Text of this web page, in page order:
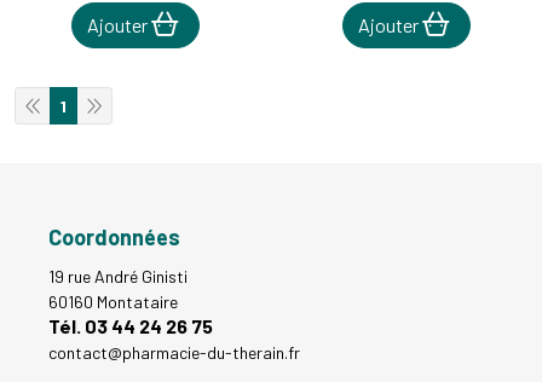
Ajouter Ajouter
1
Coordonnées
19 rue André Ginisti
60160 Montataire
Tél. 03 44 24 26 75
contact@pharmacie-du-therain.fr